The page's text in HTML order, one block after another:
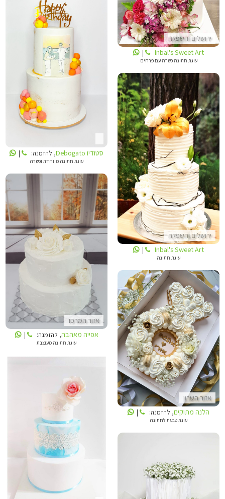
ירושלים והשפלה
Inbal's Sweet Art
|
עוגת חתונה כשרה עם פרחים
סטודיו DEBOGATO
סטודיו Debogato , להזמנה: |
עוגת חתונה מיוחדת וכשרה
ירושלים והשפלה
INBALS CAKE ART
Inbal's Sweet Art
|
עוגת חתונה
אזור המרכז
אפייה מאהבה
אפייה מאהבה, להזמנה: |
עוגת חתונה מעוצבת
אזור השרון
הלנה מתוקים
הלנה מתוקים, להזמנה: |
עוגת טבעת לחתונה
סטודיו DEBOGATO